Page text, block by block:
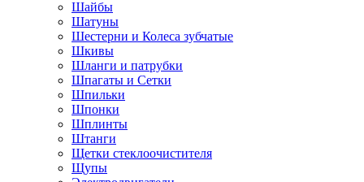
Шайбы
Шатуны
Шестерни и Колеса зубчатые
Шкивы
Шланги и патрубки
Шпагаты и Сетки
Шпильки
Шпонки
Шплинты
Штанги
Щетки стеклоочистителя
Щупы